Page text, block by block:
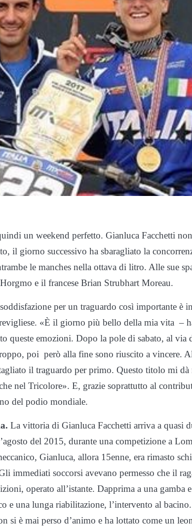
un weekend perfetto. Gianluca Facchetti
il giorno successivo ha sbaragliato la
le manches nella ottava di litro. Alle sue
e il francese Brian Strubhart Moreau.
per un traguardo così importante è
«È il giorno più bello della mia vita –
queste emozioni. Dopo la pole di sabato, al via
poi però alla fine sono riuscito a vincere.
il traguardo per primo. Questo titolo mi
nel Tricolore». E, grazie soprattutto al
del podio mondiale.
La vittoria di Gianluca Facchetti arriva a quasi
del 2015, durante una competizione a
Gianluca, allora 15enne, era rimasto
immediati soccorsi avevano permesso che il
operato all’istante. Dapprima a una gamba
e una lunga riabilitazione, l’intervento al
si è mai perso d’animo e ha lottato come un